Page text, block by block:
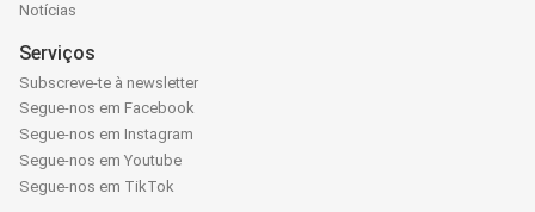
Notícias
Serviços
Subscreve-te à newsletter
Segue-nos em Facebook
Segue-nos em Instagram
Segue-nos em Youtube
Segue-nos em TikTok